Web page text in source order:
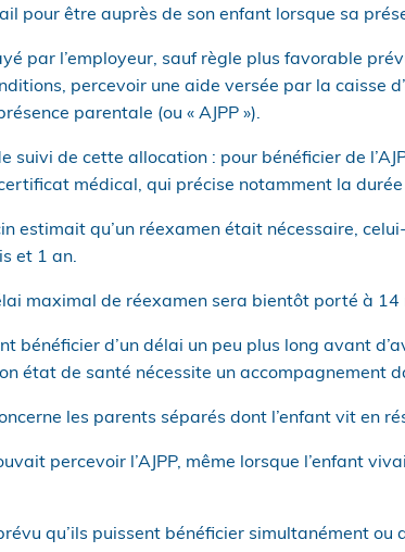
pour être auprès de son enfant lorsque sa
par l’employeur, sauf règle plus favorable
percevoir une aide versée par la caisse
parentale (ou « AJPP »).
suivi de cette allocation : pour bénéficier de
médical, qui précise notamment la
estimait qu’un réexamen était nécessaire,
et 1 an.
maximal de réexamen sera bientôt porté à 14
bénéficier d’un délai un peu plus long avant
état de santé nécessite un accompagnement
les parents séparés dont l’enfant vit en
percevoir l’AJPP, même lorsque l’enfant
qu’ils puissent bénéficier simultanément ou